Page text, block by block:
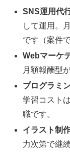
SNS運用代
して運用。
です（案件
Webマーケ
月額報酬型
プログラミ
学習コスト
職です。
イラスト制
力次第で継